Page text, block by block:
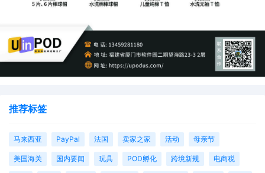
推荐标签
马来西亚 PayPal 法国 卖家之家 活动 母亲节
美国海关 国内要闻 玩具 POD孵化 跨境新规 电商税